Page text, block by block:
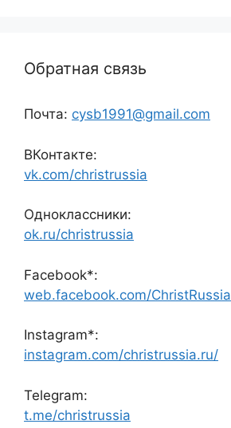
Обратная связь
Почта: cysb1991@gmail.com
ВКонтакте:
vk.com/christrussia
Одноклассники:
ok.ru/christrussia
Facebook*:
web.facebook.com/ChristRussia
Instagram*:
instagram.com/christrussia.ru/
Telegram:
t.me/christrussia